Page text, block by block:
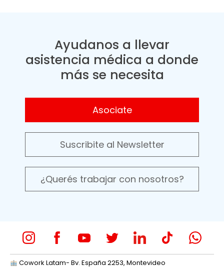
Ayudanos a llevar
asistencia médica a donde
más se necesita
Asociate
Suscribite al Newsletter
¿Querés trabajar con nosotros?
Cowork Latam- Bv. España 2253, Montevideo